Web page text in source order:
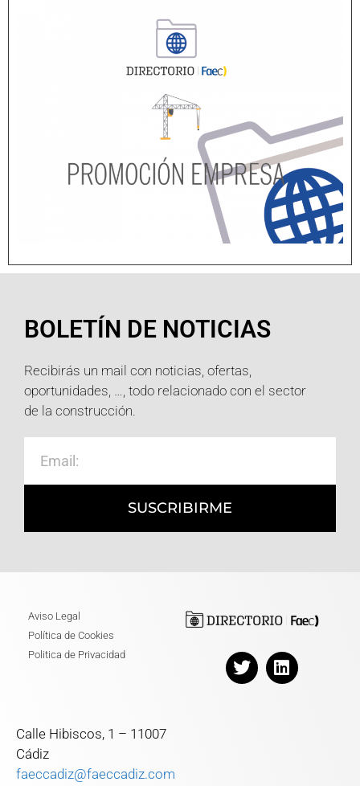
BOLETÍN DE NOTICIAS
Recibirás un mail con noticias, ofertas,
oportunidades, …, todo relacionado con el sector
de la construcción.
SUSCRIBIRME
Aviso Legal
Política de Cookies
Politica de Privacidad
Calle Hibiscos, 1 – 11007
Cádiz
faeccadiz@faeccadiz.com